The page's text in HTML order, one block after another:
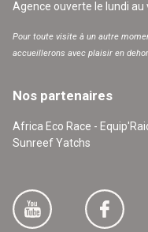
Agence ouverte le lundi au
Pour toute visite à un autre
accueillerons avec plaisir en
Nos partenaires
Africa Eco Race -
Sunreef Yatchs